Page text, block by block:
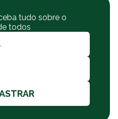
tudo sobre o
todos